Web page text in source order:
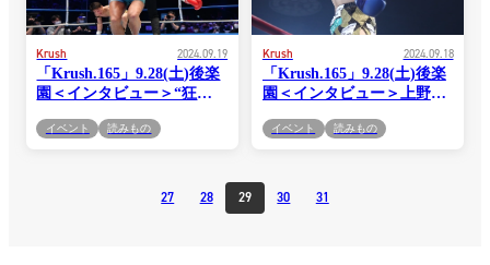
Krush 2024.09.19
「Krush.165」9.28(土)後楽
園＜インタビュー＞“狂
品”になると思いますよ。
レベル高いのは知ってるん
イベント 読みもの
Krush 2024.09.18
「Krush.165」9.28(土)後楽
園＜インタビュー＞上野空
全国区で活躍している選手
ということを、下の世代の
子供たちにも見せられる試
イベント 読みもの
27 28 29 30 31